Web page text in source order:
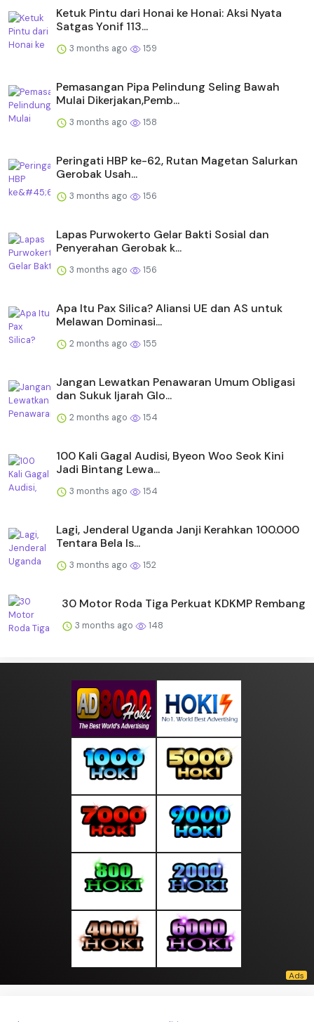
Ketuk Pintu dari Honai ke Honai: Aksi Nyata
Satgas Yonif 113...
3 months ago 159
Pemasangan Pipa Pelindung Seling Bawah
Mulai Dikerjakan,Pemb...
3 months ago 158
Peringati HBP ke-62, Rutan Magetan Salurkan
Gerobak Usah...
3 months ago 156
Lapas Purwokerto Gelar Bakti Sosial dan
Penyerahan Gerobak k...
3 months ago 156
Apa Itu Pax Silica? Aliansi UE dan AS untuk
Melawan Dominasi...
2 months ago 155
Jangan Lewatkan Penawaran Umum Obligasi
dan Sukuk Ijarah Glo...
2 months ago 154
100 Kali Gagal Audisi, Byeon Woo Seok Kini
Jadi Bintang Lewa...
3 months ago 154
Lagi, Jenderal Uganda Janji Kerahkan 100.000
Tentara Bela Is...
3 months ago 152
30 Motor Roda Tiga Perkuat KDKMP Rembang
3 months ago 148